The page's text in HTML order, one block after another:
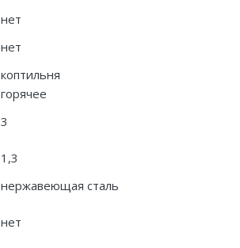
нет
нет
коптильня
горячее
3
1,3
нержавеющая сталь
нет